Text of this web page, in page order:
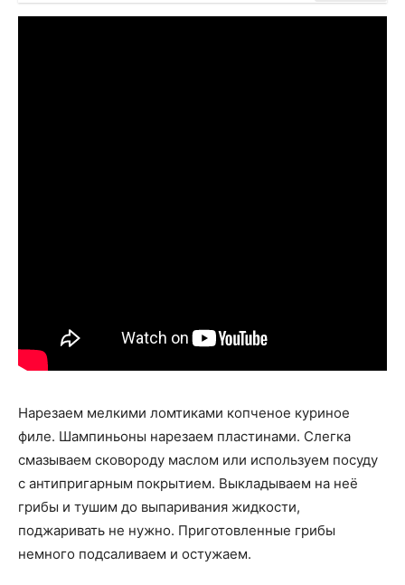
Нарезаем мелкими ломтиками копченое куриное
филе. Шампиньоны нарезаем пластинами. Слегка
смазываем сковороду маслом или используем посуду
с антипригарным покрытием. Выкладываем на неё
грибы и тушим до выпаривания жидкости,
поджаривать не нужно. Приготовленные грибы
немного подсаливаем и остужаем.